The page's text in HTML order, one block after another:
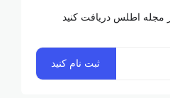
از مجله اطلس دریافت کنید